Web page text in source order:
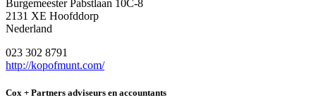
Burgemeester Pabstlaan 10C-8
2131 XE Hoofddorp
Nederland
023 302 8791
http://kopofmunt.com/
Cox + Partners adviseurs en accountants